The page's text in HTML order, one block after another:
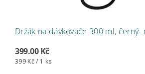
Držák na dávkovače 300 ml, černý-
399.00 Kč
399 Kč / 1 ks